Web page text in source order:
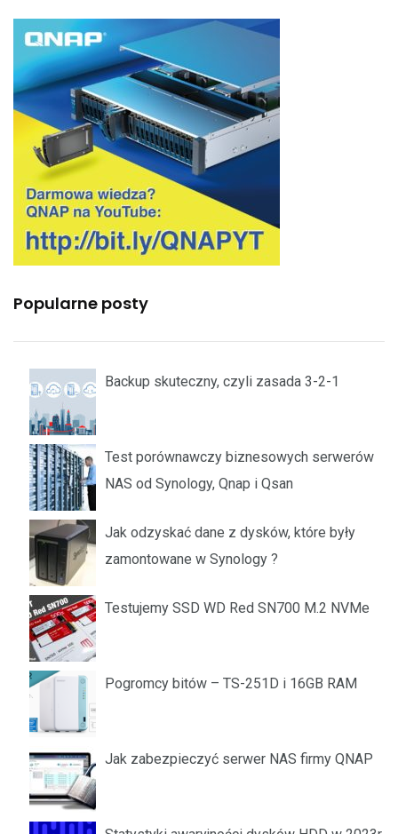
Popularne posty
Backup skuteczny, czyli zasada 3-2-1
Test porównawczy biznesowych serwerów
NAS od Synology, Qnap i Qsan
Jak odzyskać dane z dysków, które były
zamontowane w Synology ?
Testujemy SSD WD Red SN700 M.2 NVMe
Pogromcy bitów – TS-251D i 16GB RAM
Jak zabezpieczyć serwer NAS firmy QNAP